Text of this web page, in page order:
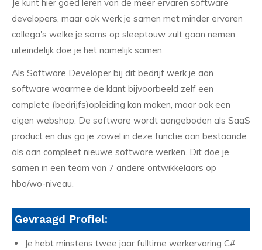
Je kunt hier goed leren van de meer ervaren software
developers, maar ook werk je samen met minder ervaren
collega's welke je soms op sleeptouw zult gaan nemen:
uiteindelijk doe je het namelijk samen.
Als Software Developer bij dit bedrijf werk je aan
software waarmee de klant bijvoorbeeld zelf een
complete (bedrijfs)opleiding kan maken, maar ook een
eigen webshop. De software wordt aangeboden als SaaS
product en dus ga je zowel in deze functie aan bestaande
als aan compleet nieuwe software werken. Dit doe je
samen in een team van 7 andere ontwikkelaars op
hbo/wo-niveau.
Gevraagd Profiel:
Je hebt minstens twee jaar fulltime werkervaring C#